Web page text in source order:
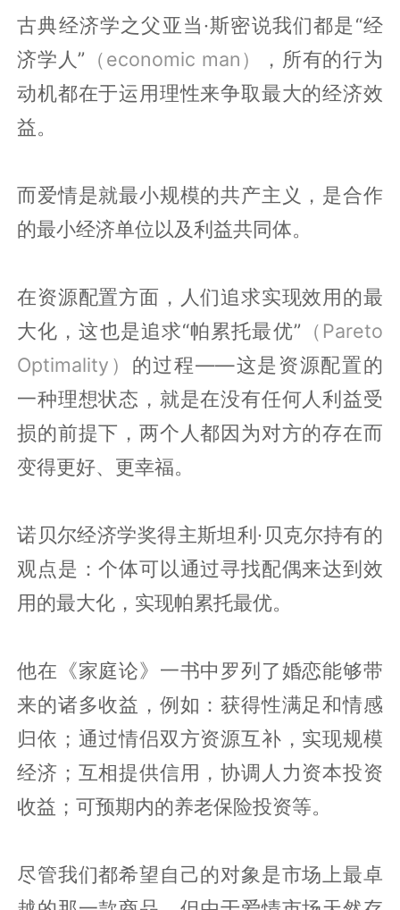
古典经济学之父亚当·斯密说我们都是“经
济学人” （economic man）
，所有的行为
动机都在于运用理性来争取最大的经济效
益。
而爱情是就最小规模的共产主义，是合作
的最小经济单位以及利益共同体。
在资源配置方面，人们追求实现效用的最
大化，这也是追求“帕累托最优” （Pareto
Optimality） 的过程——这是资源配置的
一种理想状态，就是在没有任何人利益受
损的前提下，两个人都因为对方的存在而
变得更好、更幸福。
诺贝尔经济学奖得主斯坦利·贝克尔持有的
观点是：个体可以通过寻找配偶来达到效
用的最大化，实现帕累托最优。‍
他在《家庭论》一书中罗列了婚恋能够带
来的诸多收益，例如：获得性满足和情感
归依；通过情侣双方资源互补，实现规模
经济；互相提供信用，协调人力资本投资
收益；可预期内的养老保险投资等。
尽管我们都希望自己的对象是市场上最卓